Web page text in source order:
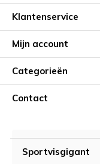
Klantenservice
Mijn account
Categorieën
Contact
Sportvisgigant